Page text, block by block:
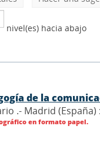
nivel(es) hacia abajo
de la
.- Madrid (España)
en formato papel.